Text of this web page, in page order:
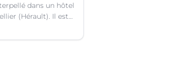
dans un hôtel
(Hérault). Il est
cliente.